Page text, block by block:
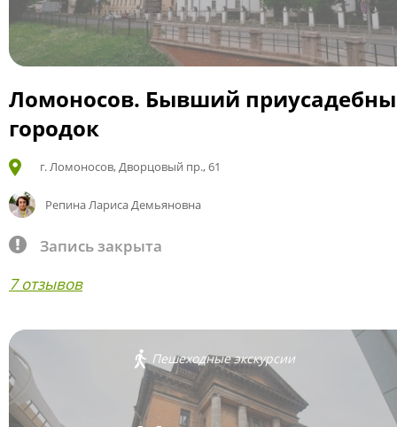
Ломоносов. Бывший
городок
г. Ломоносов, Дворцовый пр., 61
Репина Лариса Демьяновна
Запись закрыта
7 отзывов
Пешеходные экскурсии